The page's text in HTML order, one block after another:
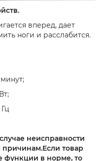
вперед, дает
ноги и расслабится.
неисправности
товар
функции в норме, то